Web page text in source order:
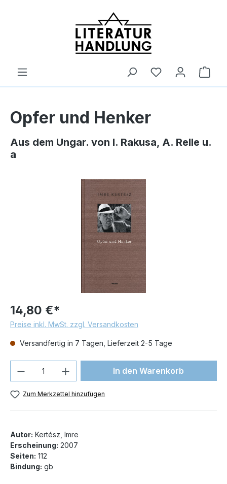
Opfer und Henker
Aus dem Ungar. von I. Rakusa, A. Relle u.
a
Bildergalerie überspringen
14,80 €*
Preise inkl. MwSt. zzgl. Versandkosten
Versandfertig in 7 Tagen, Lieferzeit 2-5 Tage
Produkt Anzahl: Gib denIn den Warenkorb
Zum Merkzettel hinzufügen
Autor: Kertész, Imre
Erscheinung: 2007
Seiten: 112
Bindung: gb